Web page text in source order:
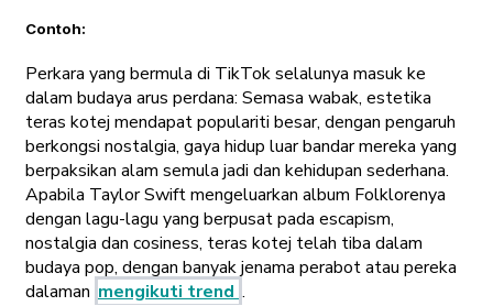
Contoh:
Perkara yang bermula di TikTok selalunya masuk ke
dalam budaya arus perdana: Semasa wabak, estetika
teras kotej mendapat populariti besar, dengan pengaruh
berkongsi nostalgia, gaya hidup luar bandar mereka yang
berpaksikan alam semula jadi dan kehidupan sederhana.
Apabila Taylor Swift mengeluarkan album Folklorenya
dengan lagu-lagu yang berpusat pada escapism,
nostalgia dan cosiness, teras kotej telah tiba dalam
budaya pop, dengan banyak jenama perabot atau pereka
dalaman mengikuti trend.